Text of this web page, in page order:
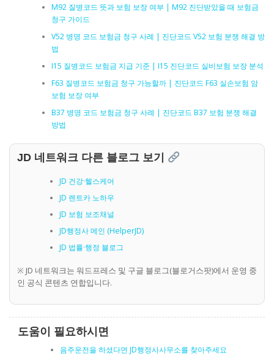
M92 질병코드 뜻과 보험 보장 여부 | M92 진단받았을 때 보험금
청구 가이드
V52 병명 코드 보험금 청구 사례 | 진단코드 V52 보험 분쟁 해결 방
법
I15 질병코드 보험금 지급 기준 | I15 진단코드 실비보험 보장 분석
F63 질병코드 보험금 청구 가능할까 | 진단코드 F63 실손보험 암
보험 보장 여부
B37 병명 코드 보험금 청구 사례 | 진단코드 B37 보험 분쟁 해결
방법
JD 네트워크 다른 블로그 보기
JD 건강·헬스케어
JD 렌트카 노하우
JD 보험 보조채널
JD행정사 메인 (HelperJD)
JD 법률·행정 블로그
※ JD 네트워크는 워드프레스 및 구글 블로그(블로거스팟)에서 운영 중
인 공식 콘텐츠 연합입니다.
도움이 필요하시면
음주운전을 하셨다면 JD행정사사무소를 찾아주세요